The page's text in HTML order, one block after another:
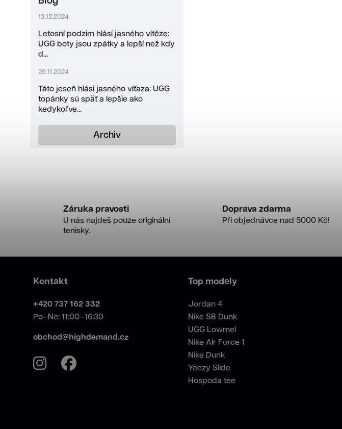
13.12.2024
Letosní podzim hlásí jasného vítěze:
UGG boty jsou zpátky a lepší než kdy
d...
29.11.2024
Táto jeseň hlási jasného víťaza: UGG
topánky sú späť a lepšie ako
kedykoľve...
Archiv
Záruka pravosti
U nás najdeš pouze originální
tenisky.
Doprava zdarma
Při objednávce nad 5000 Kč!
Kontakt
+420 737 162 332
Po–Ne: 11:00–16:30
obchod@highdemand.cz
Top modely
Jordan 4
Nike SB Dunk
UGG Lowmel
Nike Air Force 1
Nike Dunk
Yeezy Slide
Hospoda tee